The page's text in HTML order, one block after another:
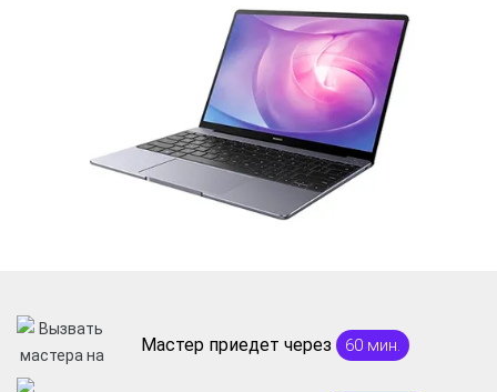
Мастер приедет через 60 мин.